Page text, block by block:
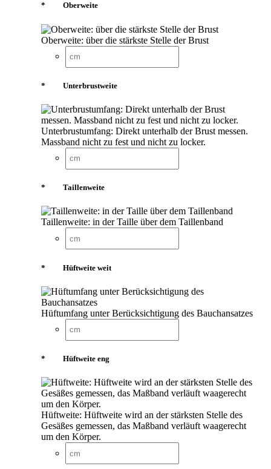
* Oberweite
Oberweite: über die stärkste Stelle der Brust
* Unterbrustweite
Unterbrustumfang: Direkt unterhalb der Brust messen.
Massband nicht zu fest und nicht zu locker.
* Taillenweite
Taillenweite: in der Taille über dem Taillenband
* Hüftweite weit
Hüftumfang unter Berücksichtigung des Bauchansatzes
* Hüftweite eng
Hüftweite: Hüftweite wird an der stärksten Stelle des
Gesäßes gemessen, das Maßband verläuft waagerecht
um den Körper.